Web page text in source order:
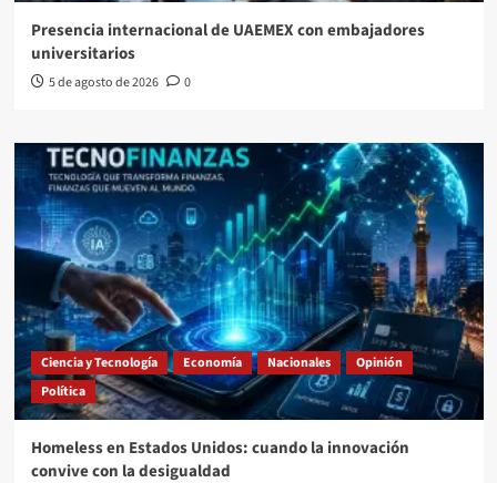
Presencia internacional de UAEMEX con embajadores
universitarios
5 de agosto de 2026 0
Ciencia y Tecnología Economía Nacionales
Opinión
Política
Homeless en Estados Unidos: cuando la innovación
convive con la desigualdad